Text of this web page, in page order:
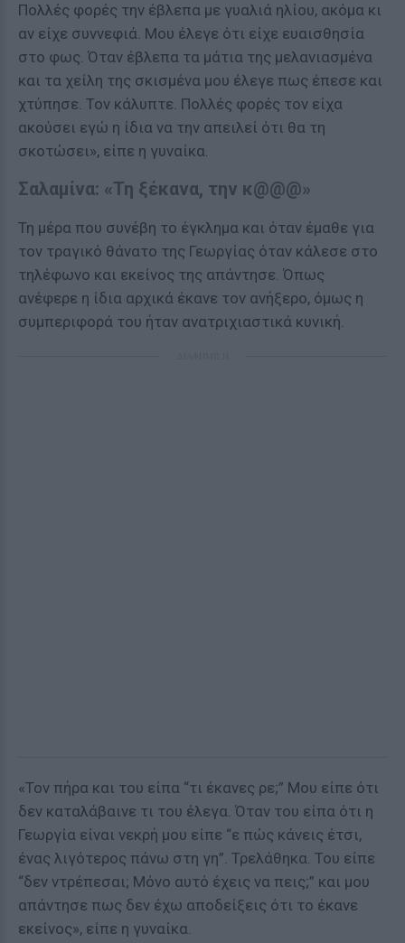
Πολλές φορές την έβλεπα με γυαλιά ηλίου, ακόμα κι
αν είχε συννεφιά. Μου έλεγε ότι είχε ευαισθησία
στο φως. Όταν έβλεπα τα μάτια της μελανιασμένα
και τα χείλη της σκισμένα μου έλεγε πως έπεσε και
χτύπησε. Τον κάλυπτε. Πολλές φορές τον είχα
ακούσει εγώ η ίδια να την απειλεί ότι θα τη
σκοτώσει», είπε η γυναίκα.
Σαλαμίνα: «Τη ξέκανα, την κ@@@»
Τη μέρα που συνέβη το έγκλημα και όταν έμαθε για
τον τραγικό θάνατο της Γεωργίας όταν κάλεσε στο
τηλέφωνο και εκείνος της απάντησε. Όπως
ανέφερε η ίδια αρχικά έκανε τον ανήξερο, όμως η
συμπεριφορά του ήταν ανατριχιαστικά κυνική.
«Τον πήρα και του είπα “τι έκανες ρε;” Μου είπε ότι
δεν καταλάβαινε τι του έλεγα. Όταν του είπα ότι η
Γεωργία είναι νεκρή μου είπε “ε πώς κάνεις έτσι,
ένας λιγότερος πάνω στη γη”. Τρελάθηκα. Του είπε
“δεν ντρέπεσαι; Μόνο αυτό έχεις να πεις;” και μου
απάντησε πως δεν έχω αποδείξεις ότι το έκανε
εκείνος», είπε η γυναίκα.